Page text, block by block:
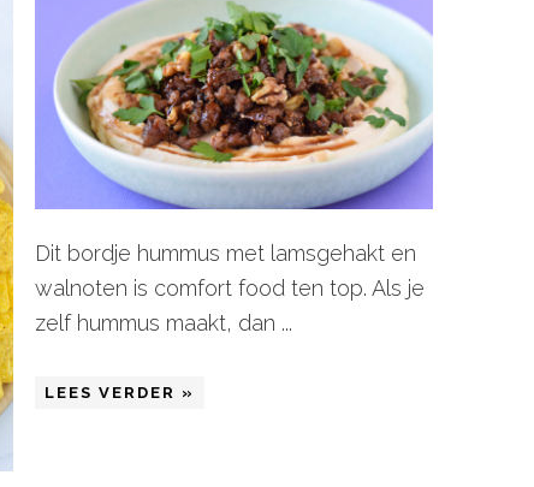
Dit bordje hummus met lamsgehakt en
walnoten is comfort food ten top. Als je
zelf hummus maakt, dan ...
LEES VERDER »